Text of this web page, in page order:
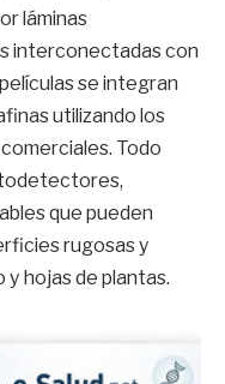
láminas
interconectadas con
se integran
utilizando los
Todo
que pueden
rugosas y
hojas de plantas.